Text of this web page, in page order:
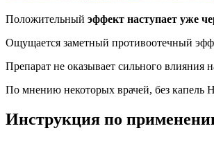
Положительный эффект наступает уже
Ощущается заметный противоотечный
Препарат не оказывает сильного влияния
По мнению некоторых врачей, без капель
Инструкция по